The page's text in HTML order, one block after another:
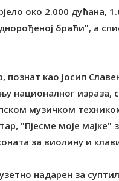
око 2.000 дућана,
браћи", а
као Јосип
националног израза,
музичком
"Пјесме моје мајке"
за виолину и
надарен за